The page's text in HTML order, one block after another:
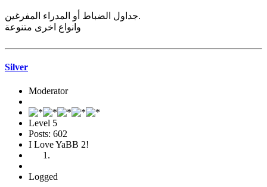
جداول الضباط أو المدراء المفرغين.
وانواع اخرى متنوعة
Silver
Moderator
Level 5
Posts: 602
I Love YaBB 2!
Logged